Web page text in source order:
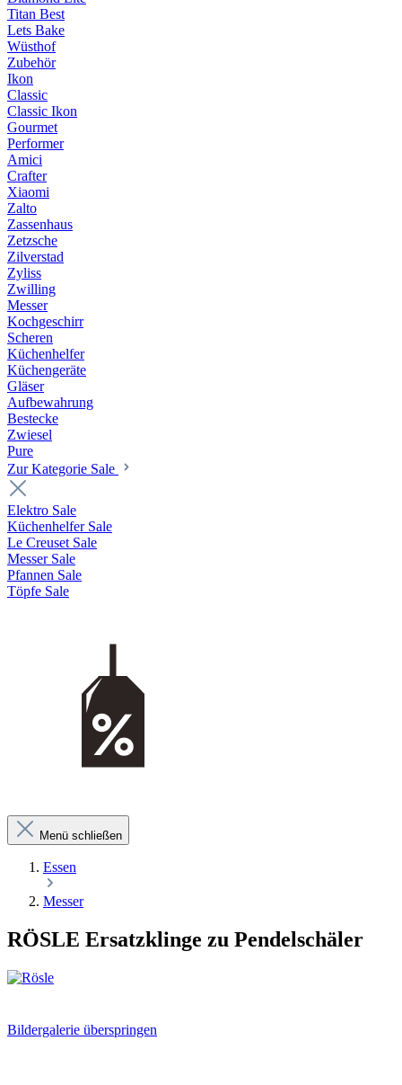
Titan Best
Lets Bake
Wüsthof
Zubehör
Ikon
Classic
Classic Ikon
Gourmet
Performer
Amici
Crafter
Xiaomi
Zalto
Zassenhaus
Zetzsche
Zilverstad
Zyliss
Zwilling
Messer
Kochgeschirr
Scheren
Küchenhelfer
Küchengeräte
Gläser
Aufbewahrung
Bestecke
Zwiesel
Pure
Zur Kategorie Sale
Elektro Sale
Küchenhelfer Sale
Le Creuset Sale
Messer Sale
Pfannen Sale
Töpfe Sale
Menü schließen
Essen
Messer
RÖSLE Ersatzklinge zu Pendelschäler
Bildergalerie überspringen